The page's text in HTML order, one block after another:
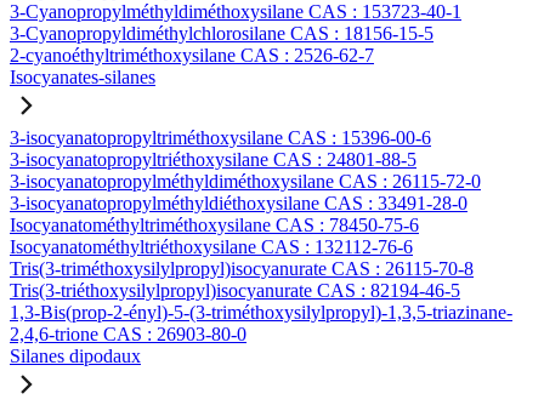
3-Cyanopropylméthyldiméthoxysilane CAS : 153723-40-1
3-Cyanopropyldiméthylchlorosilane CAS : 18156-15-5
2-cyanoéthyltriméthoxysilane CAS : 2526-62-7
Isocyanates-silanes
3-isocyanatopropyltriméthoxysilane CAS : 15396-00-6
3-isocyanatopropyltriéthoxysilane CAS : 24801-88-5
3-isocyanatopropylméthyldiméthoxysilane CAS : 26115-72-0
3-isocyanatopropylméthyldiéthoxysilane CAS : 33491-28-0
Isocyanatométhyltriméthoxysilane CAS : 78450-75-6
Isocyanatométhyltriéthoxysilane CAS : 132112-76-6
Tris(3-triméthoxysilylpropyl)isocyanurate CAS : 26115-70-8
Tris(3-triéthoxysilylpropyl)isocyanurate CAS : 82194-46-5
1,3-Bis(prop-2-ényl)-5-(3-triméthoxysilylpropyl)-1,3,5-triazinane-
2,4,6-trione CAS : 26903-80-0
Silanes dipodaux